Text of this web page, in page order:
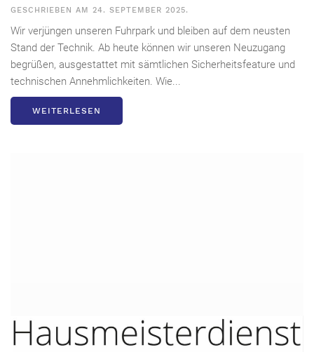
GESCHRIEBEN AM 24. SEPTEMBER 2025.
Wir verjüngen unseren Fuhrpark und bleiben auf dem neusten
Stand der Technik. Ab heute können wir unseren Neuzugang
begrüßen, ausgestattet mit sämtlichen Sicherheitsfeature und
technischen Annehmlichkeiten. Wie...
WEITERLESEN